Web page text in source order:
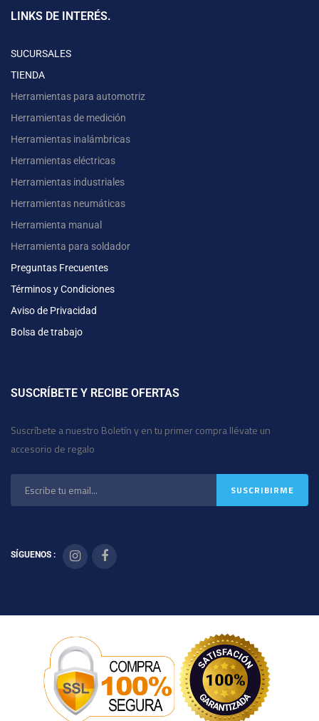
LINKS DE INTERÉS.
SUCURSALES
TIENDA
Herramientas para automotriz
Herramientas de medición
Herramientas inalámbricas
Herramientas eléctricas
Herramientas industriales
Herramientas neumáticas
Herramienta manual
Herramienta para soldador
Preguntas Frecuentes
Términos y Condiciones
Aviso de Privacidad
Bolsa de trabajo
SUSCRÍBETE Y RECIBE OFERTAS
Suscríbete a nuestro Boletín y en tu primer compra llévate un
accesorio de regalo
SÍGUENOS :